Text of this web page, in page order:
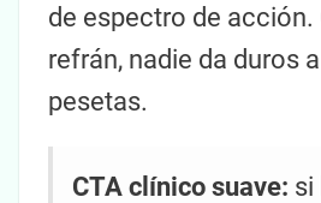
de espectro de acción.
refrán, nadie da duros
pesetas.
CTA clínico suave: si